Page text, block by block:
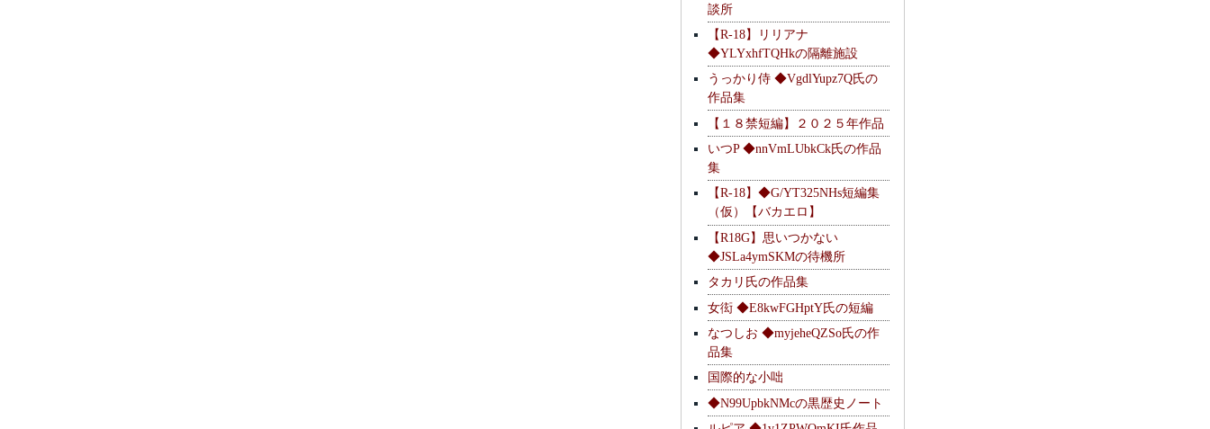
談所
【R-18】リリアナ
◆YLYxhfTQHkの隔離施設
うっかり侍 ◆VgdlYupz7Q氏の
作品集
【１８禁短編】２０２５年作品
いつP ◆nnVmLUbkCk氏の作品
集
【R-18】◆G/YT325NHs短編集
（仮）【バカエロ】
【R18G】思いつかない
◆JSLa4ymSKMの待機所
タカリ氏の作品集
女衒 ◆E8kwFGHptY氏の短編
なつしお ◆myjeheQZSo氏の作
品集
国際的な小咄
◆N99UpbkNMcの黒歴史ノート